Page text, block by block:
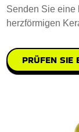
Senden Sie eine
herzförmigen
PRÜFEN SIE